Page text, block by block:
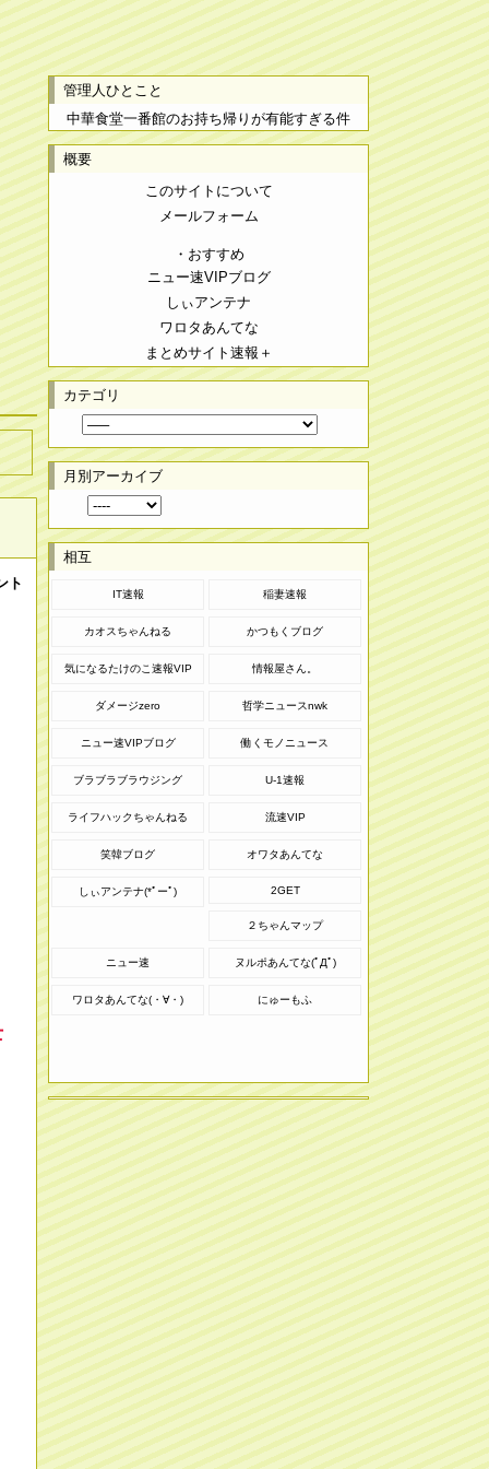
ト
管理人ひとこと
中華食堂一番館のお持ち帰りが有能すぎる件
概要
このサイトについて
メールフォーム
・おすすめ
ニュー速VIPブログ
しぃアンテナ
ワロタあんてな
まとめサイト速報＋
カテゴリ
月別アーカイブ
相互
IT速報 稲妻速報
カオスちゃんねる かつもくブログ
気になるたけのこ速報VIP 情報屋さん。
ダメージzero 哲学ニュースnwk
ニュー速VIPブログ 働くモノニュース
ブラブラブラウジング U-1速報
ライフハックちゃんねる 流速VIP
笑韓ブログ オワタあんてな
しぃアンテナ(*ﾟーﾟ) 2GET
２ちゃんマップ
ニュー速 ヌルポあんてな(ﾟДﾟ)
ワロタあんてな(・∀・) にゅーもふ